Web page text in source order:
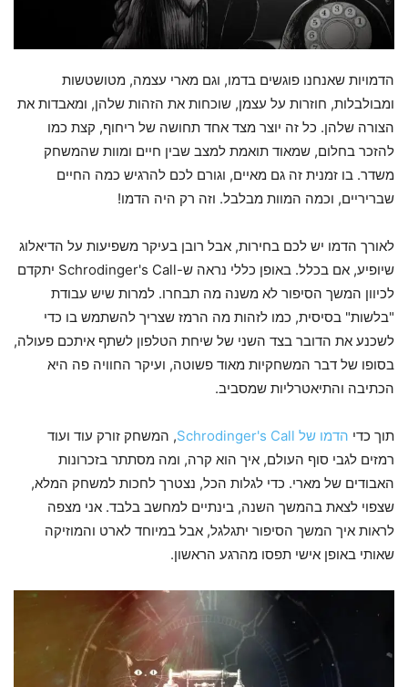
הדמויות שאנחנו פוגשים בדמו, וגם מארי עצמה, מטושטשות
ומבולבלות, חוזרות על עצמן, שוכחות את הזהות שלהן, ומאבדות את
הצורה שלהן. כל זה יוצר מצד אחד תחושה של ריחוף, קצת כמו
להזכר בחלום, שמאוד תואמת למצב שבין חיים ומוות שהמשחק
משדר. בו זמנית זה גם מאיים, וגורם לכם להרגיש כמה החיים
שבריריים, וכמה המוות מבלבל. וזה רק היה הדמו!
לאורך הדמו יש לכם בחירות, אבל רובן בעיקר משפיעות על הדיאלוג
שיופיע, אם בכלל. באופן כללי נראה ש-Schrodinger's Call יתקדם
לכיוון המשך הסיפור לא משנה מה תבחרו. למרות שיש עבודת
"בלשות" בסיסית, כמו לזהות מה הרמז שצריך להשתמש בו כדי
לשכנע את הדובר בצד השני של שיחת הטלפון לשתף איתכם פעולה,
בסופו של דבר המשחקיות מאוד פשוטה, ועיקר החוויה פה היא
הכתיבה והתיאטרליות שמסביב.
תוך כדי הדמו של Schrodinger's Call
, המשחק זורק עוד ועוד
רמזים לגבי סוף העולם, איך הוא קרה, ומה מסתתר בזכרונות
האבודים של מארי. כדי לגלות הכל, נצטרך לחכות למשחק המלא,
שצפוי לצאת בהמשך השנה, בינתיים למחשב בלבד. אני מצפה
לראות איך המשך הסיפור יתגלגל, אבל במיוחד לארט והמוזיקה
שאותי באופן אישי תפסו מהרגע הראשון.